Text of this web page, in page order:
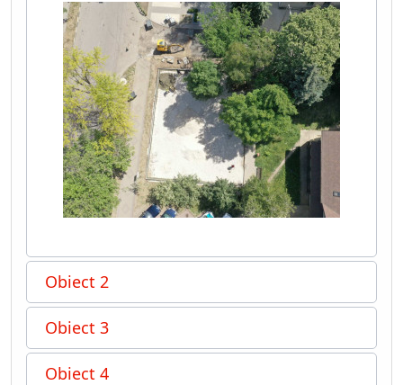
Obiect 2
Obiect 3
Obiect 4